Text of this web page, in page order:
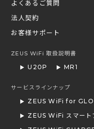
よくあるご質問
法人契約
お客様サポート
ZEUS WiFi 取扱説明書
U20P MR1
サービスラインナップ
ZEUS WiFi for
ZEUS WiFi スマート